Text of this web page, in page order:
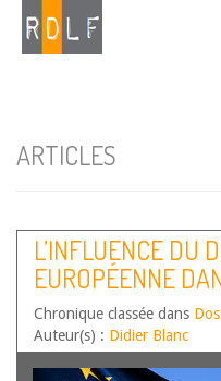
ARTICLES
L’INFLUENCE DU
EUROPÉENNE
PERSONNES EN
HANDICAP
Chronique classée dans
Auteur(s) : Didier Blanc